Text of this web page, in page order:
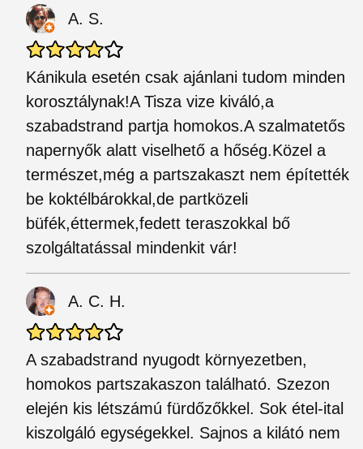
A. S.
Kánikula esetén csak ajánlani tudom minden
korosztálynak!A Tisza vize kiváló,a
szabadstrand partja homokos.A szalmatetős
napernyők alatt viselhető a hőség.Közel a
természet,még a partszakaszt nem építették
be koktélbárokkal,de partközeli
büfék,éttermek,fedett teraszokkal bő
szolgáltatással mindenkit vár!
A. C. H.
A szabadstrand nyugodt környezetben,
homokos partszakaszon található. Szezon
elején kis létszámú fürdőzőkkel. Sok étel-ital
kiszolgáló egységekkel. Sajnos a kilátó nem